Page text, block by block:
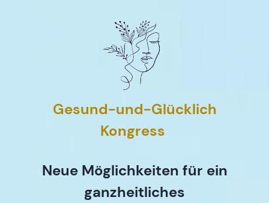
Gesund-und-Glücklich
Kongress
Neue Möglichkeiten für ein
ganzheitliches